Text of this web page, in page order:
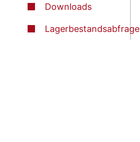
Downloads
Lagerbestandsabfrage